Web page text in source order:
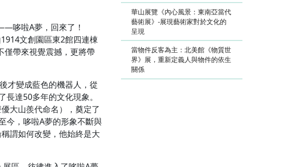
哆啦A夢，回來了！
文創園區東2館四連棟
僅帶來視覺震撼，更將帶
才變成藍色的機器人，從
達50多年的文化現象。
大山羨代命名），奠定了
今，哆啦A夢的形象不斷與
謂如何改變，他始終是大
華山展覽《內心風景：東南亞當代
藝術展》-展現藝術家對於文化的
呈現
當物件反客為主：北美館《物質世
界》展，重新定義人與物件的依生
關係